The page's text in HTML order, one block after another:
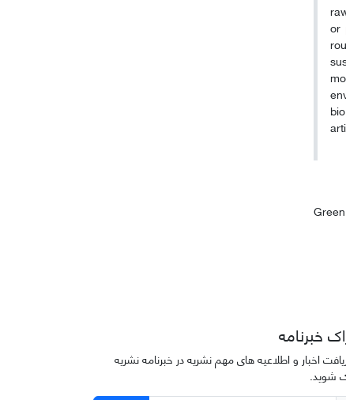
or
خبرنامه
اخبار و اطلاعیه های مهم نشریه در خبرنامه نشریه
شوید.